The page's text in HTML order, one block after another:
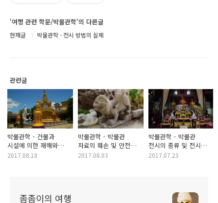
'여행 관련 학문/박물관학'의 다른글
현재글 박물관학 - 전시 방법의 실제
관련글
박물관학 - 건물과
시설에 의한 재해와
안전대책
2017.08.18
박물관학 - 박물관
자료의 훼손 및 안전
대책
2017.08.03
박물관학 - 박물관
전시의 종류 및 전시
장소, 해외전시
2017.07.23
좀좀이의 여행